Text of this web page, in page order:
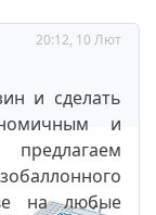
20:12, 10 Лют
и сделать
и
на любые